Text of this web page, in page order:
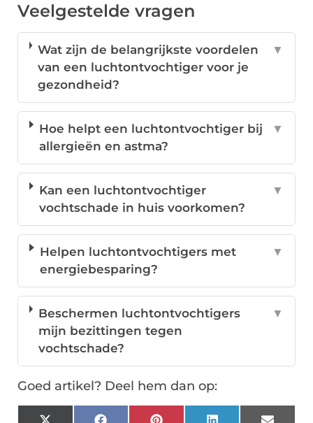
Veelgestelde vragen
Wat zijn de belangrijkste voordelen
van een luchtontvochtiger voor je
gezondheid?
▼
Hoe helpt een luchtontvochtiger bij
allergieën en astma?
▼
Kan een luchtontvochtiger
vochtschade in huis voorkomen?
▼
Helpen luchtontvochtigers met
energiebesparing?
▼
Beschermen luchtontvochtigers
mijn bezittingen tegen
vochtschade?
▼
Goed artikel? Deel hem dan op: